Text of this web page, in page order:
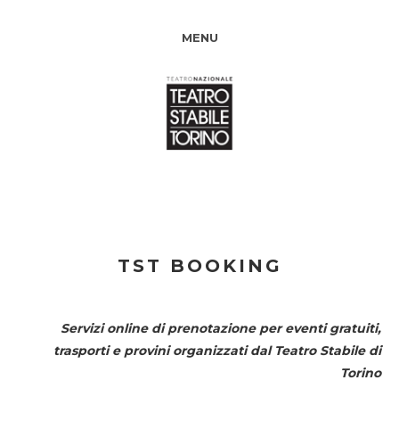
MENU
TST BOOKING
Servizi online di prenotazione per eventi gratuiti,
trasporti e provini organizzati dal Teatro Stabile di
Torino